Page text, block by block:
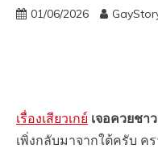
01/06/2026
เรื่องเสียวเกย์ เจอควยชา
เพิ่งกลับมาจากใต้ครับ ค